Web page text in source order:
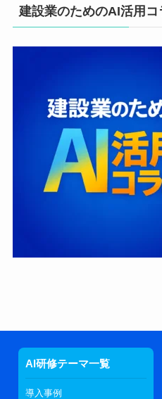
建設業のためのAI活用コ
AI研修テーマ一覧
導入事例